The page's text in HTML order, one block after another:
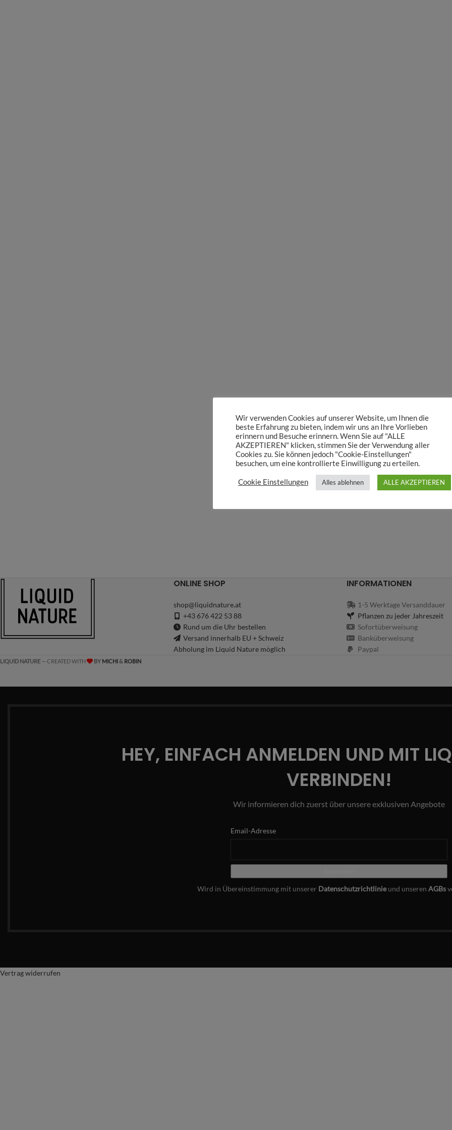
ONLINE SHOP
shop@liquidnature.at
+43 676 422 53 88
Rund um die Uhr bestellen
Versand innerhalb EU + Schweiz
Abholung im Liquid Nature möglich
INFORMATIONEN
1-5 Werktage Versanddauer
Pflanzen zu jeder Jahreszeit
Sofortüberweisung
Banküberweisung
Paypal
LIQUID NATURE — CREATED WITH BY MICHI& ROBIN
HEY, EINFACH ANMELDEN UND MIT
VERBINDEN!
Wir informieren dich zuerst über unsere exklusiven Angebote
Email-Adresse
Wird in Übereinstimmung mit unserer Datenschutzrichtlinie und unseren AGBs
Vertrag widerrufen
Wir verwenden Cookies auf unserer Website, um Ihnen die
beste Erfahrung zu bieten, indem wir uns an Ihre Vorlieben
erinnern und Besuche erinnern. Wenn Sie auf "ALLE
AKZEPTIEREN" klicken, stimmen Sie der Verwendung aller
Cookies zu. Sie können jedoch "Cookie-Einstellungen"
besuchen, um eine kontrollierte Einwilligung zu erteilen.
Cookie Einstellungen Alles ablehnen ALLE AKZEPTIEREN